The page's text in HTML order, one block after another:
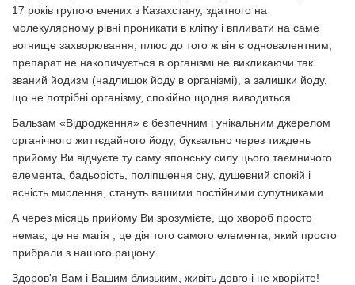
17 років групою вчених з Казахстану, здатного на
молекулярному рівні проникати в клітку і впливати на саме
вогнище захворювання, плюс до того ж він є одновалентним,
препарат не накопичується в організмі не викликаючи так
званий йодизм (надлишок йоду в організмі), а залишки йоду,
що не потрібні організму, спокійно щодня виводиться.
Бальзам «Відродження» є безпечним і унікальним джерелом
органічного життєдайного йоду, буквально через тиждень
прийому Ви відчуєте ту саму японську силу цього таємничого
елемента, бадьорість, поліпшення сну, душевний спокій і
ясність мислення, стануть вашими постійними супутниками.
А через місяць прийому Ви зрозумієте що хвороб просто
немає, це не магія , це дія того самого елемента який просто
прибрали з нашого раціону.
Здоров'я Вам і Вашим близьким, живіть довго і не хворійте!